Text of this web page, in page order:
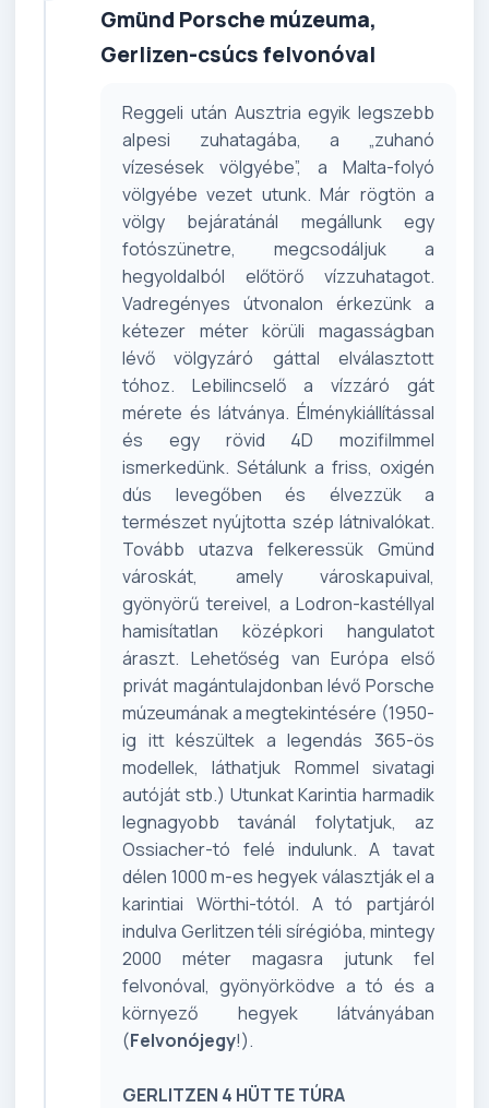
Gmünd Porsche múzeuma,
Gerlizen-csúcs felvonóval
Reggeli után Ausztria egyik legszebb
alpesi zuhatagába, a „zuhanó
vízesések völgyébe”, a Malta-folyó
völgyébe vezet utunk. Már rögtön a
völgy bejáratánál megállunk egy
fotószünetre, megcsodáljuk a
hegyoldalból előtörő vízzuhatagot.
Vadregényes útvonalon érkezünk a
kétezer méter körüli magasságban
lévő völgyzáró gáttal elválasztott
tóhoz. Lebilincselő a vízzáró gát
mérete és látványa. Élménykiállítással
és egy rövid 4D mozifilmmel
ismerkedünk. Sétálunk a friss, oxigén
dús levegőben és élvezzük a
természet nyújtotta szép látnivalókat.
Tovább utazva felkeressük Gmünd
városkát, amely városkapuival,
gyönyörű tereivel, a Lodron-kastéllyal
hamisítatlan középkori hangulatot
áraszt. Lehetőség van Európa első
privát magántulajdonban lévő Porsche
múzeumának a megtekintésére (1950-
ig itt készültek a legendás 365-ös
modellek, láthatjuk Rommel sivatagi
autóját stb.) Utunkat Karintia harmadik
legnagyobb tavánál folytatjuk, az
Ossiacher-tó felé indulunk. A tavat
délen 1000 m-es hegyek választják el a
karintiai Wörthi-tótól. A tó partjáról
indulva Gerlitzen téli sírégióba, mintegy
2000 méter magasra jutunk fel
felvonóval, gyönyörködve a tó és a
környező hegyek látványában
(Felvonójegy!).
GERLITZEN 4 HÜTTE TÚRA